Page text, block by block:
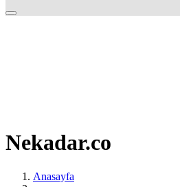
Nekadar.co
Anasayfa